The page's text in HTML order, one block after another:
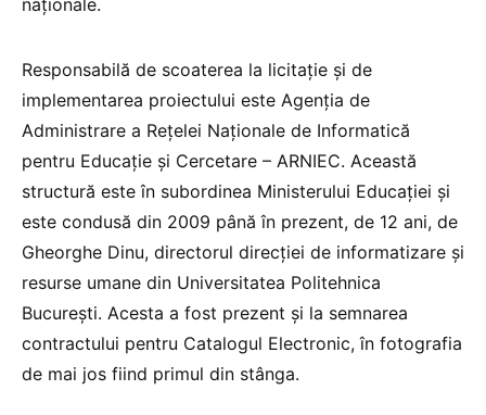
Responsabilă de scoaterea la licitație și de
implementarea proiectului este Agenţia de
Administrare a Reţelei Naţionale de Informatică
pentru Educaţie şi Cercetare – ARNIEC. Această
structură este în subordinea Ministerului Educației și
este condusă din 2009 până în prezent, de 12 ani, de
Gheorghe Dinu, directorul direcției de informatizare și
resurse umane din Universitatea Politehnica
București. Acesta a fost prezent și la semnarea
contractului pentru Catalogul Electronic, în fotografia
de mai jos fiind primul din stânga.